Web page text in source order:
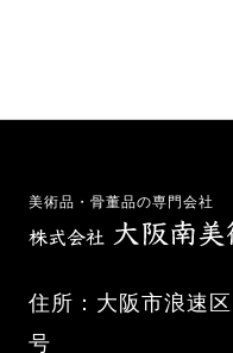
美術品・骨董品の専門会社
住所：大阪市浪速
号